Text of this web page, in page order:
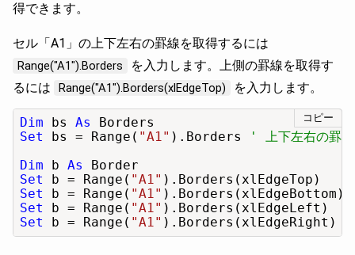
得できます。
セル「A1」の上下左右の罫線を取得するには
Range("A1").Borders
を入力します。上側の罫線を取得す
るには
Range("A1").Borders(xlEdgeTop) を入力します。
コピー
Dim bs As
Set
bs = Range( "A1" ).Borders
' 上下左右の罫線
Dim b As
Set
b = Range( "A1" ).Borders(xlEdgeTop)
Set
b = Range( "A1" ).Borders(xlEdgeBottom)
Set
b = Range( "A1" ).Borders(xlEdgeLeft)
Set
b = Range( "A1" ).Borders(xlEdgeRight)